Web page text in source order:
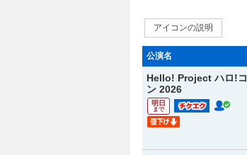
アイコンの説明
公演名
Hello! Project ハロ!コ
ン 2026
明日
まで